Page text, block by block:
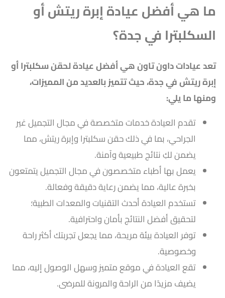
ما هي أفضل عيادة إبرة ريتش أو
السكلبترافي جدة؟
تعد عيادات داون تاون هي أفضل عيادة لحقن سكلبترا أو
إبرة ريتش في جدة، حيث تتميز بالعديد من المميزات،
ومنها ما يلي:
تقدم العيادة خدمات متخصصة في مجال التجميل غير
الجراحي، بما في ذلك حقن سكلبترا وإبرة ريتش، مما
يضمن لكِ نتائج طبيعية وآمنة.
يعمل بها أطباء متخصصون في مجال التجميل يتمتعون
بخبرة عالية، مما يضمن رعاية دقيقة وفعالة.
تستخدم العيادة أحدث التقنيات والمعدات الطبية؛
لتحقيق أفضل النتائج بأمان واحترافية.
توفر العيادة بيئة مريحة، مما يجعل تجربتك أكثر راحة
وخصوصية.
تقع العيادة في موقع متميز وسهل الوصول إليه، مما
يضيف مزيدًا من الراحة والمرونة للمرضى.